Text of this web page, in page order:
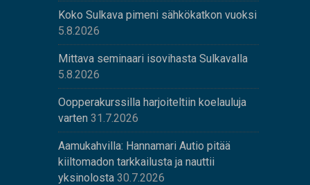
Koko Sulkava pimeni sähkökatkon vuoksi
5.8.2026
Mittava seminaari isovihasta Sulkavalla
5.8.2026
Oopperakurssilla harjoiteltiin koelauluja
varten 31.7.2026
Aamukahvilla: Hannamari Autio pitää
kiiltomadon tarkkailusta ja nauttii
yksinolosta 30.7.2026